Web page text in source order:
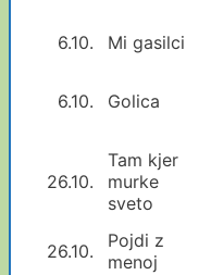
6.10. Mi gasilci
6.10. Golica
26.10.
Tam kjer
murke
sveto
26.10.
Pojdi z
menoj